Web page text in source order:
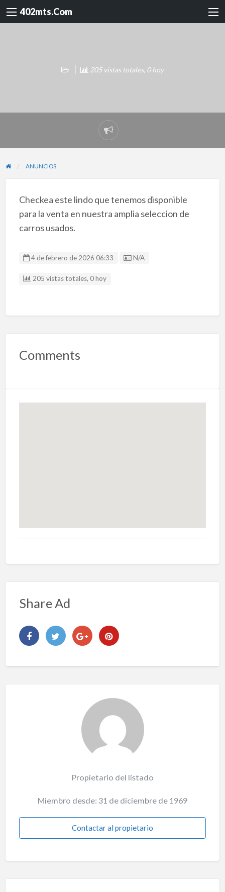
402mts.Com
205 vistas totales, 0 hoy
Reportar
problema
ANUNCIOS
Checkea este lindo que tenemos disponible
para la venta en nuestra amplia seleccion de
carros usados.
4 de febrero de 2026 06:33 Listing ID
N/A
205 vistas totales, 0 hoy
Comments
Share Ad
Propietario del listado
Miembro desde: 31 de diciembre de 1969
Contactar al propietario